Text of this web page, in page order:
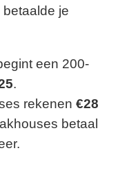
je
een 200-
.
rekenen €28
betaal